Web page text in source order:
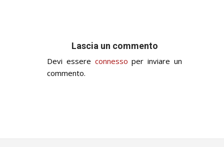
Lascia un commento
Devi essere connesso per inviare un
commento.